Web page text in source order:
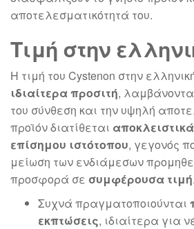
αποτελεσματικότητά του.
Τιμή στην
Η τιμή του Cystenon στην
ιδιαίτερα προσιτή,
του σύνθεση και την υψηλή
προϊόν διατίθεται
επίσημου ιστότοπου, γεγονός
μείωση των ενδιάμεσων
προσφορά σε συμφέρουσα τιμή.
Συχνά πραγματοποιούνται
εκπτώσεις, ιδιαίτερα για